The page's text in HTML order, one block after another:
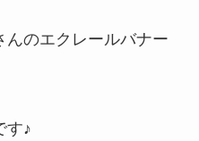
んのエクレールバナー
す♪